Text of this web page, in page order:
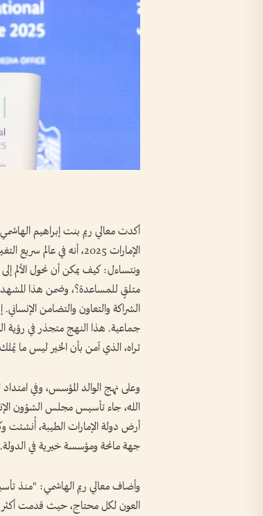
أكدت معالي ريم بنت إبراهيم
الإمارات 2025، أنه في
ونتساءل: كيف يمكن أن نحول الألم
متلقٍ للمساعدة؟، وضمن هذا المشهد،
الشراكة والتعاون والتضامن
جماعية. هذا النهج متجذر في رؤية
ثراه، الذي آمن بأن الخير ليس ما
وعلى نهج الوالد المؤسس، وفي
الله، جاء تأسيس مجلس الشؤون
جهة مانحة ومؤسسة خيرية في
وأضاف معالي ريم الهاشمي: "منذ